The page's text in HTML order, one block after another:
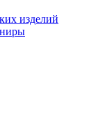
изделий